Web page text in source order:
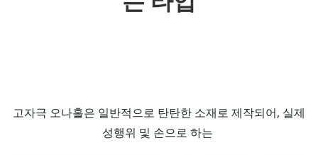
고자극 오나홀은 일반적으로 탄탄한 소재로 제작되어, 실제
성행위 및 손으로 하는